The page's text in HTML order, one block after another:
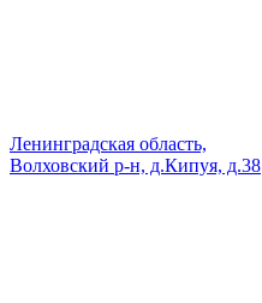
Ленинградская область,
Волховский р-н, д.Кипуя, д.38